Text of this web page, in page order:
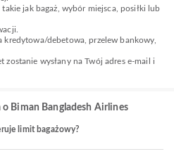
jak bagaż, wybór miejsca, posiłki lub
kredytowa/debetowa, przelew bankowy,
wysłany na Twój adres e-mail i
Biman Bangladesh Airlines
limit bagażowy?